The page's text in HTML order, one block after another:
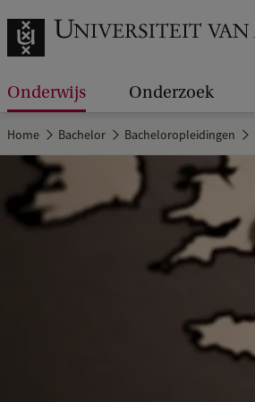
Onderwijs Onderzoek
Home Bachelor Bacheloropleidingen